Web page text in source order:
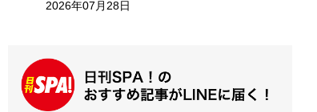
2026年07月28日